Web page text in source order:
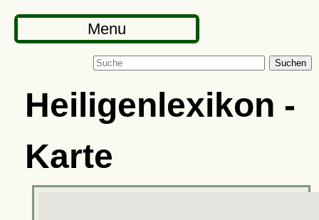
Menu
Suchen
Heiligenlexikon -
Karte